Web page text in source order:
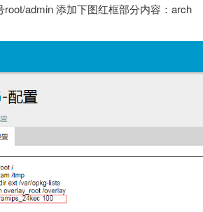
admin 添加下图红框部分内容：arch